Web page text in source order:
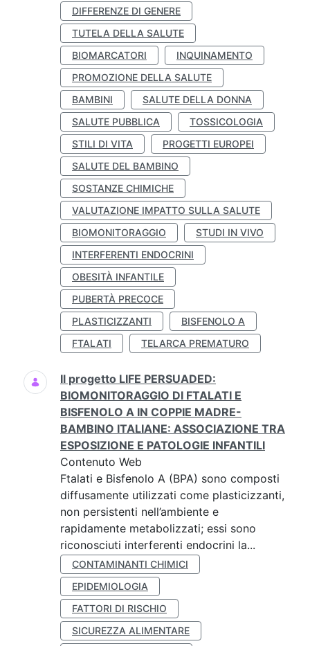
DIFFERENZE DI GENERE
TUTELA DELLA SALUTE
BIOMARCATORI
INQUINAMENTO
PROMOZIONE DELLA SALUTE
BAMBINI
SALUTE DELLA DONNA
SALUTE PUBBLICA
TOSSICOLOGIA
STILI DI VITA
PROGETTI EUROPEI
SALUTE DEL BAMBINO
SOSTANZE CHIMICHE
VALUTAZIONE IMPATTO SULLA SALUTE
BIOMONITORAGGIO
STUDI IN VIVO
INTERFERENTI ENDOCRINI
OBESITÀ INFANTILE
PUBERTÀ PRECOCE
PLASTICIZZANTI
BISFENOLO A
FTALATI
TELARCA PREMATURO
Il progetto LIFE PERSUADED:
BIOMONITORAGGIO DI FTALATI E
BISFENOLO A IN COPPIE MADRE-
BAMBINO ITALIANE: ASSOCIAZIONE TRA
ESPOSIZIONE E PATOLOGIE INFANTILI
Contenuto Web
Ftalati e Bisfenolo A (BPA) sono composti
diffusamente utilizzati come plasticizzanti,
non persistenti nell’ambiente e
rapidamente metabolizzati; essi sono
riconosciuti interferenti endocrini la...
CONTAMINANTI CHIMICI
EPIDEMIOLOGIA
FATTORI DI RISCHIO
SICUREZZA ALIMENTARE